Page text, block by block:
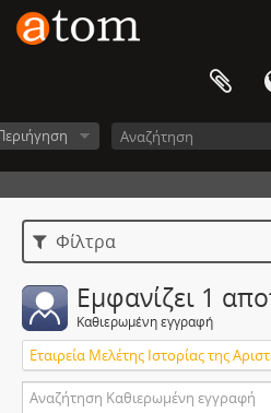
Φίλτρα
Εμφανίζει 1
Καθιερωμένη εγγραφή